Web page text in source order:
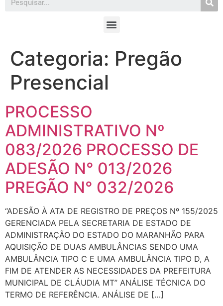
Categoria: Pregão
Presencial
PROCESSO
ADMINISTRATIVO Nº
083/2026 PROCESSO DE
ADESÃO N° 013/2026
PREGÃO N° 032/2026
“ADESÃO À ATA DE REGISTRO DE PREÇOS Nº 155/2025
GERENCIADA PELA SECRETARIA DE ESTADO DE
ADMINISTRAÇÃO DO ESTADO DO MARANHÃO PARA
AQUISIÇÃO DE DUAS AMBULÂNCIAS SENDO UMA
AMBULÂNCIA TIPO C E UMA AMBULÂNCIA TIPO D, A
FIM DE ATENDER AS NECESSIDADES DA PREFEITURA
MUNICIPAL DE CLÁUDIA MT” ANÁLISE TÉCNICA DO
TERMO DE REFERÊNCIA. ANÁLISE DE […]